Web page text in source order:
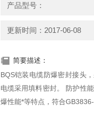
产品型号：
更新时间：2017-06-08
简要描述：
BQS铠装电缆防爆密封接头
电缆采用填料密封。 防护性
爆性能*等特点，符合